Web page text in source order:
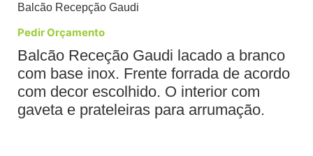
Balcão Recepção Gaudi
Pedir Orçamento
Balcão Receção Gaudi lacado a branco
com base inox. Frente forrada de acordo
com decor escolhido. O interior com
gaveta e prateleiras para arrumação.